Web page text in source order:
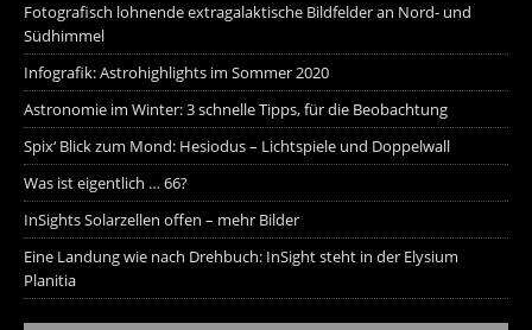
Fotografisch lohnende extragalaktische Bildfelder an Nord- und
Südhimmel
Infografik: Astrohighlights im Sommer 2020
Astronomie im Winter: 3 schnelle Tipps, für die Beobachtung
Spix‘ Blick zum Mond: Hesiodus – Lichtspiele und Doppelwall
Was ist eigentlich … 66?
InSights Solarzellen offen – mehr Bilder
Eine Landung wie nach Drehbuch: InSight steht in der Elysium
Planitia